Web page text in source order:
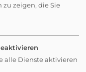
in der
zeigen, die Sie
alle Dienste aktivieren